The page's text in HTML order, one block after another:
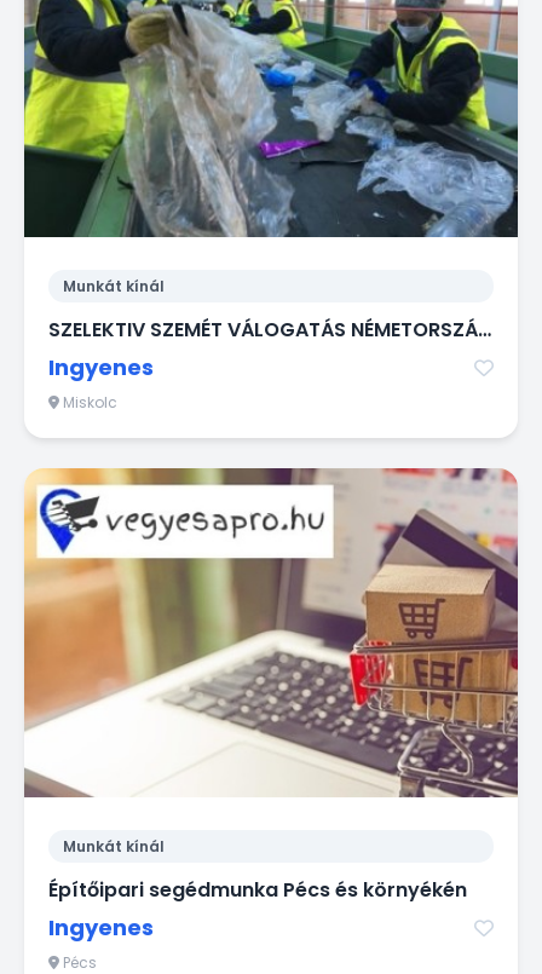
Munkát kínál
SZELEKTIV SZEMÉT VÁLOGATÁS NÉMETORSZÁGBA!
Ingyenes
Miskolc
Munkát kínál
Építőipari segédmunka Pécs és környékén
Ingyenes
Pécs